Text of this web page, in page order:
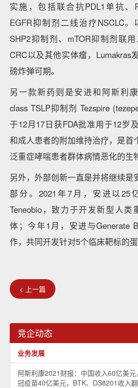
实施，包括联合抗PDL1单抗、
EGFR抑制剂二线治疗NSCLC。
SHP2抑制剂、mTOR抑制剂联用
CRC以及其他实体瘤，Lumakras
磅炸弹可期。
另一款新药则是安进和阿斯利
class TSLP抑制剂 Tezspire
于12月17日获FDA批准用于12岁
和成人患者的附加维持治疗，是首
泛重症哮喘患者群体病情恶化的生
另外，外部创新一直是并将继续是
部分。2021年7月，安进以25
Teneobio，致力于开发新型人
体；今年1月，安进与Generate
作，共同开发针对5个临床靶标的蛋
< 上一篇
竞企动态
业务发展
阿斯利康2021财报：中国收入60亿美
冠疫苗40亿美元，BTK、DS8201收入